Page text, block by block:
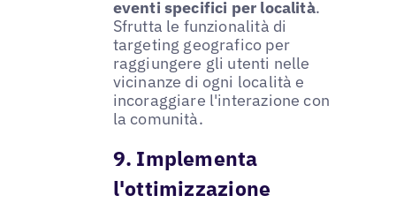
eventi specifici per località.
Sfrutta le funzionalità di
targeting geografico per
raggiungere gli utenti nelle
vicinanze di ogni località e
incoraggiare l'interazione con
la comunità.
9. Implementa
l'ottimizzazione